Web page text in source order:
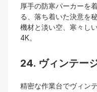
厚手の防寒パーカーを
る、落ち着いた決意を
機材と淡い空、寒々し
4K。
24. ヴィンテー
精密な作業台でヴィン